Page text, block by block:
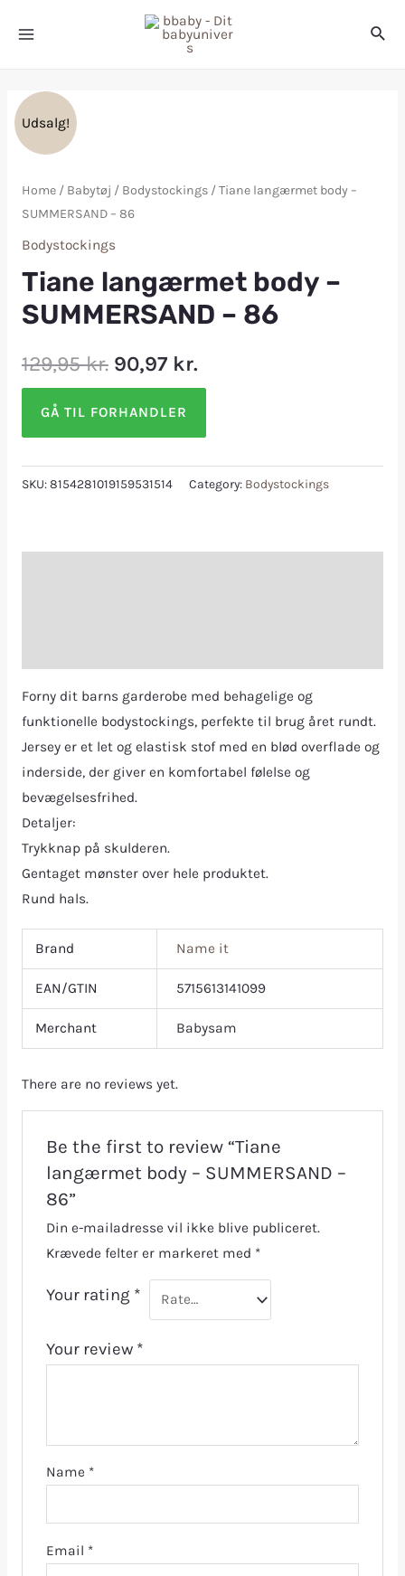
Udsalg!
Home/ Babytøj / Bodystockings/ Tiane langærmet body –
SUMMERSAND – 86
Bodystockings
Tiane langærmet body –
SUMMERSAND – 86
129,95kr. 90,97 kr.
GÅ TIL FORHANDLER
SKU:8154281019159531514 Category: Bodystockings
Forny dit barns garderobe med behagelige og
funktionelle bodystockings, perfekte til brug året rundt.
Jersey er et let og elastisk stof med en blød overflade og
inderside, der giver en komfortabel følelse og
bevægelsesfrihed.
Detaljer:
Trykknap på skulderen.
Gentaget mønster over hele produktet.
Rund hals.
Brand Name it
EAN/GTIN 5715613141099
Merchant Babysam
There are no reviews yet.
Be the first to review “Tiane
langærmet body – SUMMERSAND –
86”
Din e-mailadresse vil ikke blive publiceret.
Krævede felter er markeret med *
Your rating *
Your review *
Name *
Email *